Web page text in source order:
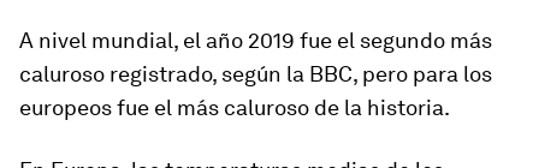
A nivel mundial, el año 2019 fue el segundo más
caluroso registrado, según la BBC, pero para los
europeos fue el más caluroso de la historia.